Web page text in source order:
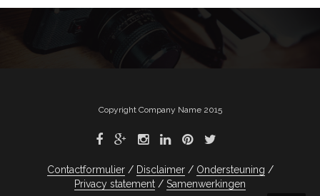
Copyright Company Name 2015
Contactformulier Disclaimer
Ondersteuning
Privacy statement
Samenwerkingen